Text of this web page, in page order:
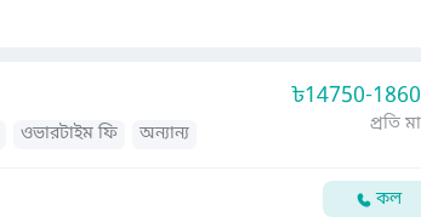
৳14750-
ওভারটাইম ফি অন্যান্য প্রতি
কল